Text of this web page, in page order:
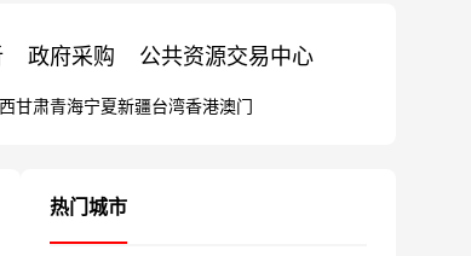
政府采购 公共资源交易中心
甘肃青海宁夏新疆台湾香港澳门
热门城市